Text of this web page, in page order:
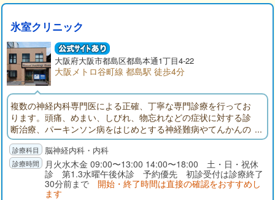
氷室クリニック
大阪府大阪市都島区都島本通1丁目4-22
大阪メトロ谷町線 都島駅 徒歩4分
複数の神経内科専門医による正確、丁寧な専門診療を行ってお
ります。頭痛、めまい、しびれ、物忘れなどの症状に対する診
断治療、パーキンソン病をはじめとする神経難病やてんかんの
治療に関してもご相談ください。総合病院の専門外来に劣らな
い診療レベルを保ちつつ親しみやすく安心して受診いただける
クリニックをめざし、スタッフ一同努力しております。
脳神経内科・内科
月火水木金 09:00〜13:00 14:00〜18:00 土・日・祝休
診 第1.3水曜午後休診 予約優先 初診受付は診療終了
30分前まで 開始・終了時間は直接の確認をおすすめし
ます